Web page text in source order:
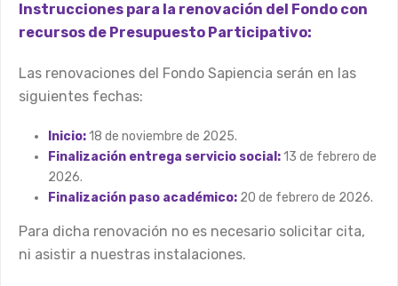
Instrucciones para la renovación del Fondo con
recursos de Presupuesto Participativo:
Las renovaciones del Fondo Sapiencia serán en las
siguientes fechas:
Inicio:18 de noviembre de 2025.
Finalización entrega servicio social:13 de febrero de
2026.
Finalización paso académico: 20 de febrero de 2026.
Para dicha renovación no es necesario solicitar cita,
ni asistir a nuestras instalaciones.